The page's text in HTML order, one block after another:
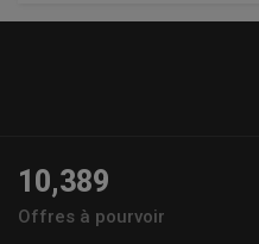
10,389
Offres à pourvoir